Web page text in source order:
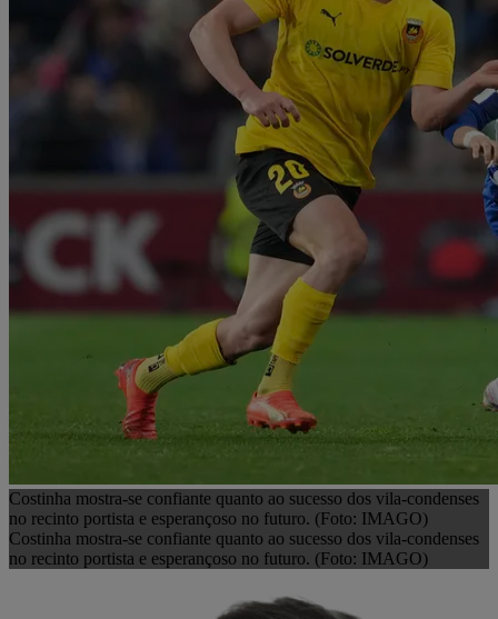
Costinha mostra-se confiante quanto ao sucesso dos vila-condenses
no recinto portista e esperançoso no futuro. (Foto: IMAGO)
Costinha mostra-se confiante quanto ao sucesso dos vila-condenses
no recinto portista e esperançoso no futuro. (Foto: IMAGO)